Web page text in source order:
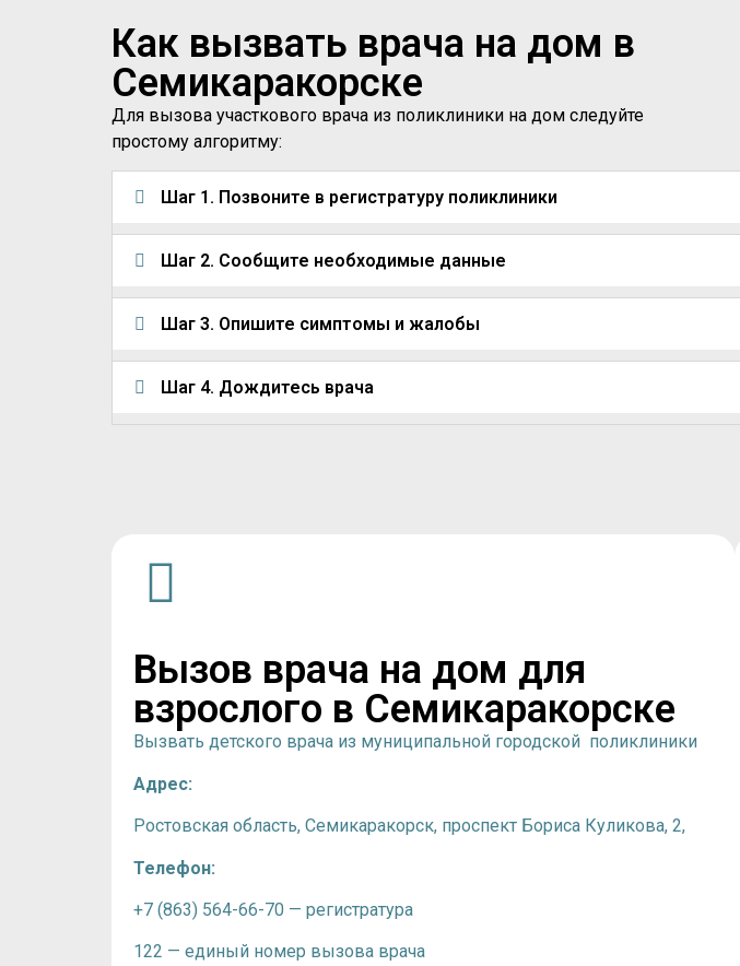
Как вызвать врача на дом в
Семикаракорске
Для вызова участкового врача из поликлиники на дом следуйте
простому алгоритму:
Шаг 1. Позвоните в регистратуру поликлиники
Шаг 2. Сообщите необходимые данные
Шаг 3. Опишите симптомы и жалобы
Шаг 4. Дождитесь врача
Вызов врача на дом для
взрослого в Семикаракорске
Вызвать детского врача из муниципальной городской поликлиники
Адрес:
Ростовская область, Семикаракорск, проспект Бориса Куликова, 2,
Телефон:
+7 (863) 564-66-70 — регистратура
122 — единый номер вызова врача